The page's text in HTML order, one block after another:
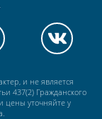
и не является
437(2) Гражданского
цены уточняйте у